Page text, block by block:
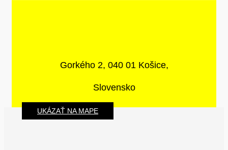
Gorkého 2, 040 01 Košice,
Slovensko
UKÁZAŤ NA MAPE